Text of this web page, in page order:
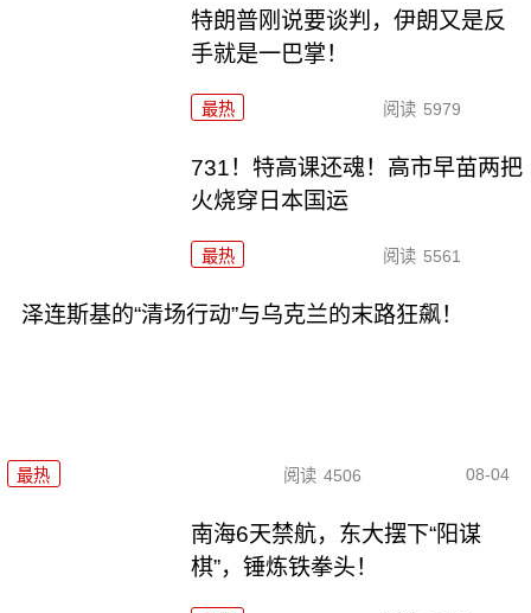
特朗普刚说要谈判，伊朗又是反
手就是一巴掌！
最热 阅读 5979
731！特高课还魂！高市早苗两把
火烧穿日本国运
最热 阅读 5561
泽连斯基的“清场行动”与乌克兰的末路狂飙！
最热 阅读 4506 08-04
南海6天禁航，东大摆下“阳谋
棋”，锤炼铁拳头！